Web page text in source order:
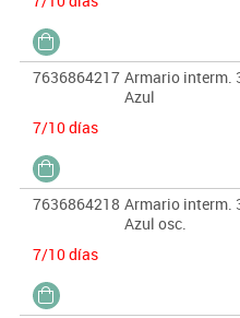
7636864217 Armario interm.
Azul
7/10 días
7636864218 Armario interm.
Azul osc.
7/10 días